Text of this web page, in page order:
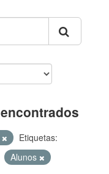
Etiquetas:
Alunos